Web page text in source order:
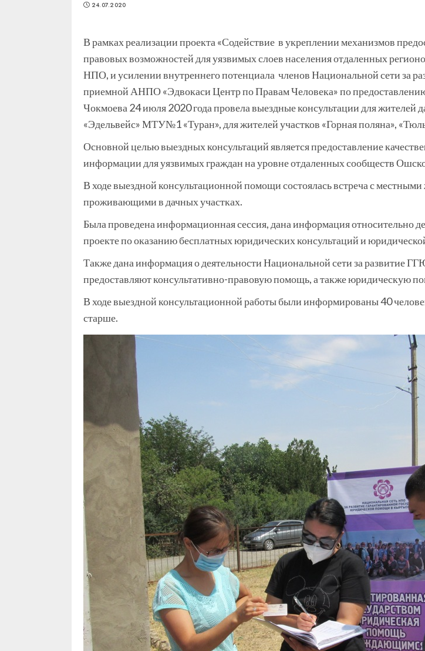
24.07.2020
В рамках реализации проекта «Содействие в укреплении механизмов
правовых возможностей для уязвимых слоев населения отдаленных
НПО, и усилении внутреннего потенциала членов Национальной сети за
приемной АНПО «Эдвокаси Центр по Правам Человека» по
Чокмоева 24 июля 2020 года провела выездные консультации для
«Эдельвейс» МТУ№1 «Туран», для жителей участков «Горная поляна»,
Основной целью выездных консультаций является предоставление
информации для уязвимых граждан на уровне отдаленных сообществ
В ходе выездной консультационной помощи состоялась встреча с
проживающими в дачных участках.
Была проведена информационная сессия, дана информация относительно
проекте по оказанию бесплатных юридических консультаций и
Также дана информация о деятельности Национальной сети за развитие
предоставляют консультативно-правовую помощь, а также юридическую
В ходе выездной консультационной работы были информированы 40
старше.